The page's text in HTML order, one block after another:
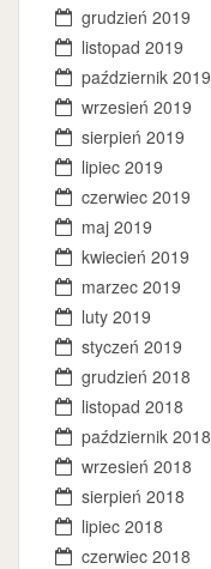
grudzień 2019
listopad 2019
październik 2019
wrzesień 2019
sierpień 2019
lipiec 2019
czerwiec 2019
maj 2019
kwiecień 2019
marzec 2019
luty 2019
styczeń 2019
grudzień 2018
listopad 2018
październik 2018
wrzesień 2018
sierpień 2018
lipiec 2018
czerwiec 2018